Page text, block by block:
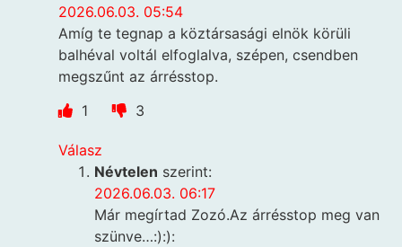
2026.06.03. 05:54
Amíg te tegnap a köztársasági elnök körüli
balhéval voltál elfoglalva, szépen, csendben
megszűnt az árrésstop.
1
3
Válasz
Névtelen szerint:
2026.06.03. 06:17
Már megírtad Zozó.Az árrésstop meg van
szünve…:):):